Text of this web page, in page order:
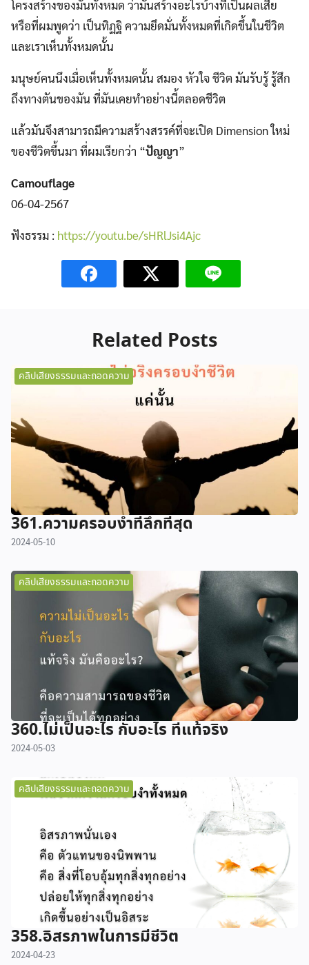
โครงสร้างของมันทั้งหมด ว่ามันสร้างอะไรบ้างที่เป็นผลเสีย
หรือที่ผมพูดว่า เป็นทิฏฐิ ความยึดมั่นทั้งหมดที่เกิดขึ้นในชีวิต
และเราเห็นทั้งหมดนั้น
มนุษย์คนนึงเมื่อเห็นทั้งหมดนั้น สมอง หัวใจ ชีวิต มันรับรู้ รู้สึก
ถึงทางตันของมัน ที่มันเคยทำอย่างนี้ตลอดชีวิต
แล้วมันจึงสามารถมีความสร้างสรรค์ที่จะเปิด Dimension ใหม่
ของชีวิตขึ้นมา ที่ผมเรียกว่า “ปัญญา”
Camouflage
06-04-2567
ฟังธรรม : https://youtu.be/sHRlJsi4Ajc
Related Posts
คลิปเสียงธรรมและถอดความ
361.ความครอบงำที่ลึกที่สุด
2024-05-10
คลิปเสียงธรรมและถอดความ
360.ไม่เป็นอะไร กับอะไร ที่แท้จริง
2024-05-03
คลิปเสียงธรรมและถอดความ
358.อิสรภาพในการมีชีวิต
2024-04-23